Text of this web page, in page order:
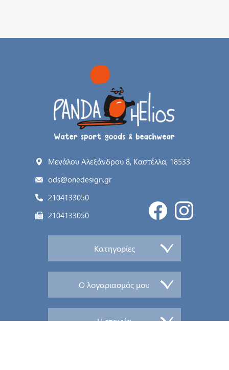
Μεγάλου Αλεξάνδρου 8, Καστέλλα, 18533
ods@onedesign.gr
2104133050
2104133050
Κατηγορίες
Ο λογαριασμός μου
Η εταιρία